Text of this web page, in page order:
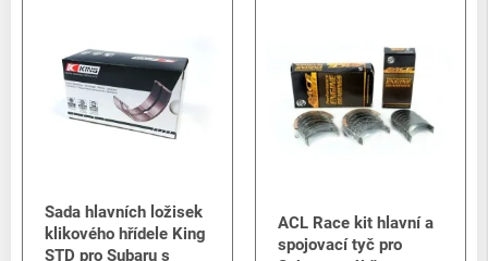
Sada hlavních ložisek
klikového hřídele King
STD pro Subaru s
ACL Race kit hlavní a
spojovací tyč pro